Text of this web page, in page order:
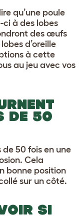
qu’une poule
à des lobes
des œufs
d’oreille
à cette
au jeu avec vos
DE 50
50 fois en une
Cela
bonne position
sur un côté.
SI